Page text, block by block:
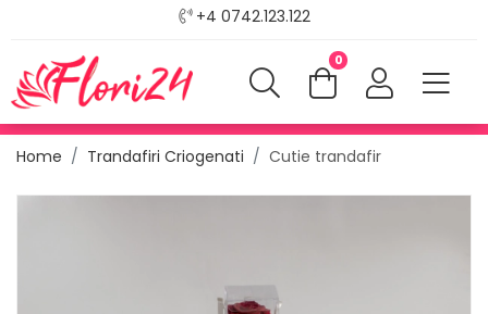
+4 0742.123.122
0
Home Trandafiri Criogenati Cutie trandafir